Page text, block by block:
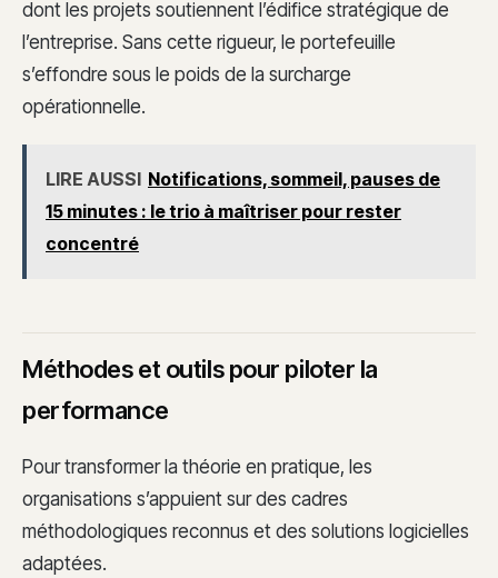
dont les projets soutiennent l’édifice stratégique de
l’entreprise. Sans cette rigueur, le portefeuille
s’effondre sous le poids de la surcharge
opérationnelle.
LIRE AUSSI Notifications, sommeil, pauses de
15 minutes : le trio à maîtriser pour rester
concentré
Méthodes et outils pour piloter la
performance
Pour transformer la théorie en pratique, les
organisations s’appuient sur des cadres
méthodologiques reconnus et des solutions logicielles
adaptées.